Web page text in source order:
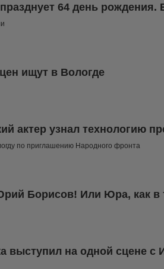
64 день
ищут в Вологде
актер узнал технологию
по приглашению Народного фронта
Борисов! Или Юра, как в
выступил на одной сцене с